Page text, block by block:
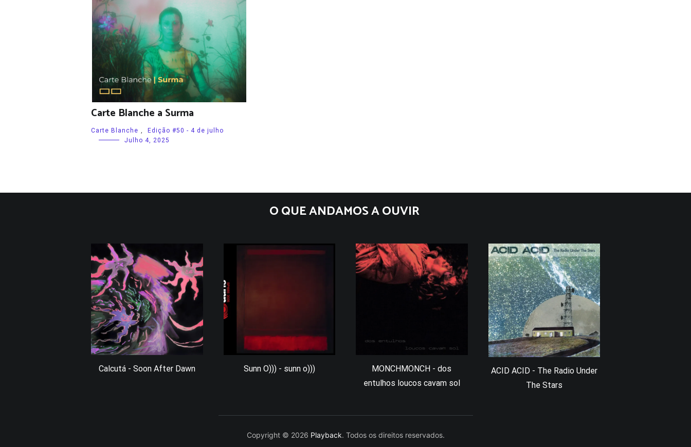
Carte Blanche a Surma
Carte Blanche
Edição #50 - 4 de julho
Julho 4, 2025
O QUE ANDAMOS A OUVIR
Calcutá - Soon After Dawn Sunn O))) - sunn o)))
MONCHMONCH - dos
entulhos loucos cavam sol
ACID ACID - The Radio Under
The Stars
Copyright © 2026 Playback. Todos os direitos reservados.